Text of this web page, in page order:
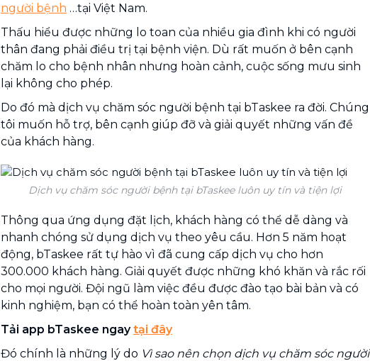
người bệnh …tại Việt Nam.
Thấu hiểu được những lo toan của nhiều gia đình khi có người
thân đang phải điều trị tại bệnh viện. Dù rất muốn ở bên cạnh
chăm lo cho bệnh nhân nhưng hoàn cảnh, cuộc sống mưu sinh
lại không cho phép.
Do đó mà dịch vụ chăm sóc người bệnh tại bTaskee ra đời. Chúng
tôi muốn hỗ trợ, bên cạnh giúp đỡ và giải quyết những vấn đề
của khách hàng.
Dịch vụ chăm sóc người bệnh tại bTaskee luôn uy tín và tiện lợi
Thông qua ứng dụng đặt lịch, khách hàng có thể dễ dàng và
nhanh chóng sử dụng dịch vụ theo yêu cầu. Hơn 5 năm hoạt
động, bTaskee rất tự hào vì đã cung cấp dịch vụ cho hơn
300.000 khách hàng. Giải quyết được những khó khăn và rắc rối
cho mọi người. Đội ngũ làm việc đều được đào tạo bài bản và có
kinh nghiệm, bạn có thể hoàn toàn yên tâm.
Tải app bTaskee ngaytại đây
Đó chính là những lý do Vì sao nên chọn dịch vụ chăm sóc người